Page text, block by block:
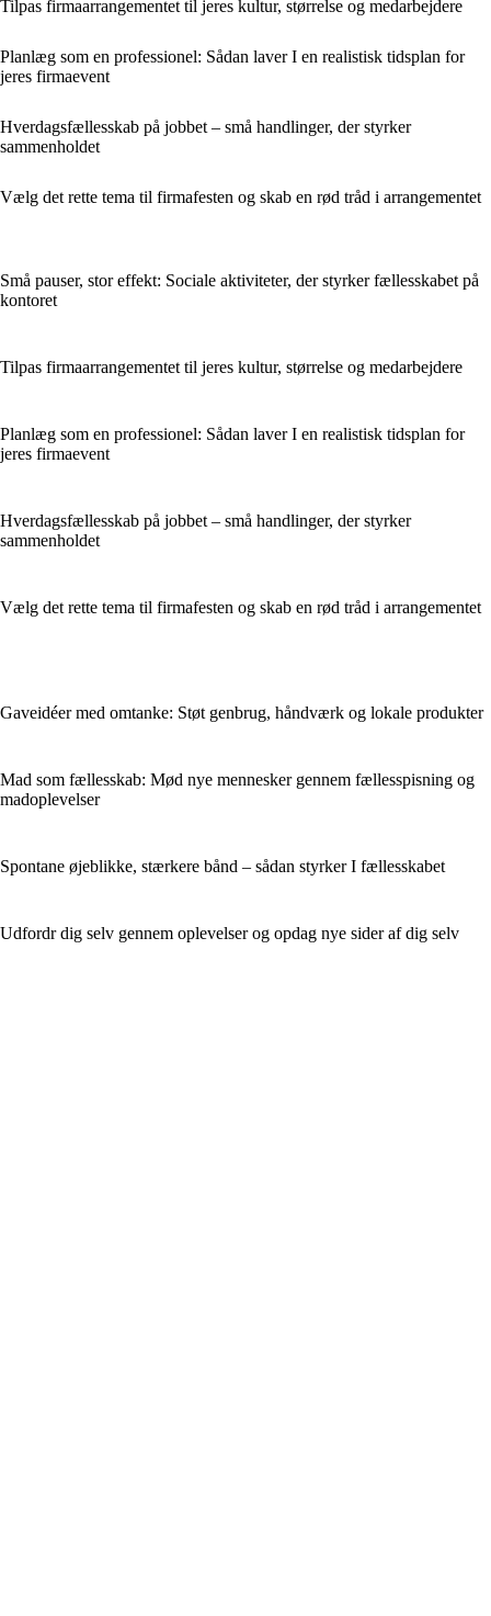
Tilpas firmaarrangementet til jeres kultur, størrelse og medarbejdere
Planlæg som en professionel: Sådan laver I en realistisk tidsplan for
jeres firmaevent
Hverdagsfællesskab på jobbet – små handlinger, der styrker
sammenholdet
Vælg det rette tema til firmafesten og skab en rød tråd i arrangementet
Små pauser, stor effekt: Sociale aktiviteter, der styrker fællesskabet på
kontoret
Tilpas firmaarrangementet til jeres kultur, størrelse og medarbejdere
Planlæg som en professionel: Sådan laver I en realistisk tidsplan for
jeres firmaevent
Hverdagsfællesskab på jobbet – små handlinger, der styrker
sammenholdet
Vælg det rette tema til firmafesten og skab en rød tråd i arrangementet
Gaveidéer med omtanke: Støt genbrug, håndværk og lokale produkter
Mad som fællesskab: Mød nye mennesker gennem fællesspisning og
madoplevelser
Spontane øjeblikke, stærkere bånd – sådan styrker I fællesskabet
Udfordr dig selv gennem oplevelser og opdag nye sider af dig selv